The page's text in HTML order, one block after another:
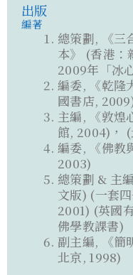
出版
編著
總策劃, 《三
本》 (香港：
2009年「冰
編委, 《乾隆
國書店,
主編, 《敦煌
館, 2004)，
編委, 《佛教
2003)
總策劃 & 主
文版) (一套
2001) (英國
佛學教課書)
副主編, 《簡
北京, 1998)